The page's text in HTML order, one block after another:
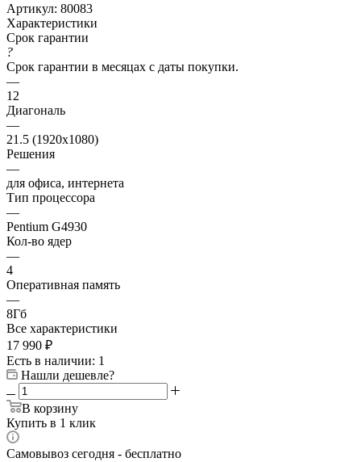
Артикул: 80083
Характеристики
Срок гарантии
?
Срок гарантии в месяцах с даты покупки.
—
12
Диагональ
—
21.5 (1920x1080)
Решения
—
для офиса, интернета
Тип процессора
—
Pentium G4930
Кол-во ядер
—
4
Оперативная память
—
8Гб
Все характеристики
17 990 ₽
Есть в наличии: 1
Нашли дешевле?
В корзину
Купить в 1 клик
Самовывоз сегодня - бесплатно